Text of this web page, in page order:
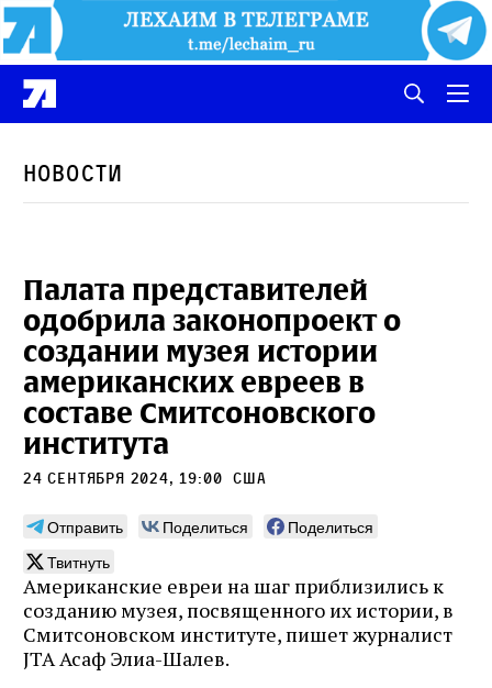
Новости
Палата представителей
одобрила законопроект о
создании музея истории
американских евреев в
составе Смитсоновского
института
24 сентября 2024, 19:00 сша
Отправить Поделиться
Поделиться
Твитнуть
Американские евреи на шаг приблизились к
созданию музея, посвященного их истории, в
Смитсоновском институте, пишет журналист
JTA Асаф Элиа-Шалев.